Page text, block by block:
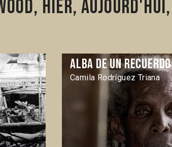
hier, aujourd'hui,
Alba de un recuerdo
Camila Rodríguez Triana